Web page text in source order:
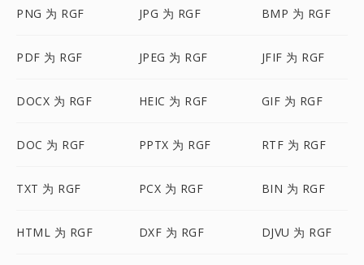
PNG 为 RGF JPG 为 RGF BMP 为 RGF
PDF 为 RGF JPEG 为 RGF JFIF 为 RGF
DOCX 为 RGF HEIC 为 RGF GIF 为 RGF
DOC 为 RGF PPTX 为 RGF RTF 为 RGF
TXT 为 RGF PCX 为 RGF BIN 为 RGF
HTML 为 RGF DXF 为 RGF DJVU 为 RGF